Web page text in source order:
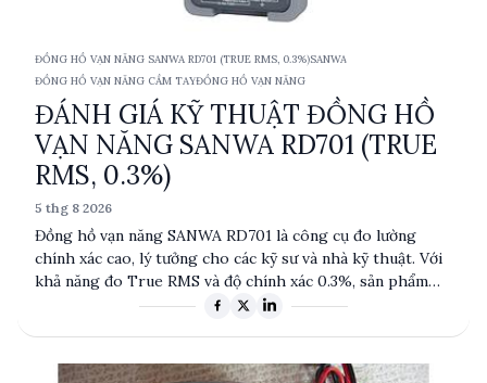
ĐỒNG HỒ VẠN NĂNG SANWA RD701 (TRUE RMS, 0.3%)SANWA
ĐỒNG HỒ VẠN NĂNG CẦM TAYĐỒNG HỒ VẠN NĂNG
ĐÁNH GIÁ KỸ THUẬT ĐỒNG HỒ
VẠN NĂNG SANWA RD701 (TRUE
RMS, 0.3%)
5 thg 8 2026
Đồng hồ vạn năng SANWA RD701 là công cụ đo lường
chính xác cao, lý tưởng cho các kỹ sư và nhà kỹ thuật. Với
khả năng đo True RMS và độ chính xác 0.3%, sản phẩm
này đáp ứng nhu cầu đo lường đa dạng từ điện áp, dòng
năng đo nhiệt độ, phù hợp cho nhiều ứng dụng công